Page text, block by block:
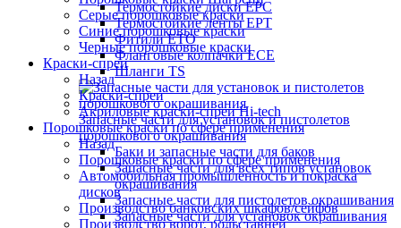
Термостойкие диски EPC
Термостойкие ленты EPT
Фитили ETO
Фланговые колпачки ECE
Шланги TS
Запасные части для установок и пистолетов
порошкового окрашивания
Баки и запасные части для баков
Запасные части для всех типов установок
окрашивания
Запасные части для пистолетов окрашивания
Запасные части для установок окрашивания
Серые порошковые краски
Синие порошковые краски
Черные порошковые краски
Краски-спреи
Назад
Краски-спреи
Акриловые краски-спреи Hi-tech
Порошковые краски по сфере применения
Назад
Порошковые краски по сфере применения
Автомобильная промышленность и покраска
дисков
Производство банковских шкафов/сейфов
Производство ворот, рольставней